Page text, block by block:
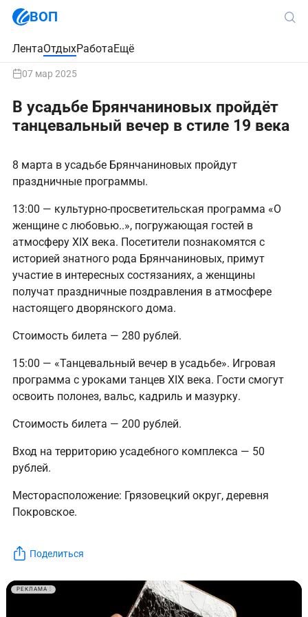
ВОП
ЛентаОтдыхРаботаЕщё
07 мар 2025
В усадьбе Брянчаниновых пройдёт
танцевальный вечер в стиле 19 века
8 марта в усадьбе Брянчаниновых пройдут
праздничные программы.
13:00 — культурно-просветительская программа «О
женщине с любовью..», погружающая гостей в
атмосферу XIX века. Посетители познакомятся с
историей знатного рода Брянчаниновых, примут
участие в интересных состязаниях, а женщины
получат праздничные поздравления в атмосфере
настоящего дворянского дома.
Стоимость билета — 280 рублей.
15:00 — «Танцевальный вечер в усадьбе». Игровая
программа с уроками танцев XIX века. Гости смогут
освоить полонез, вальс, кадриль и мазурку.
Стоимость билета — 200 рублей.
Вход на территорию усадебного комплекса — 50
рублей.
Месторасположение: Грязовецкий округ, деревня
Покровское.
Поделиться
РЕКЛАМА